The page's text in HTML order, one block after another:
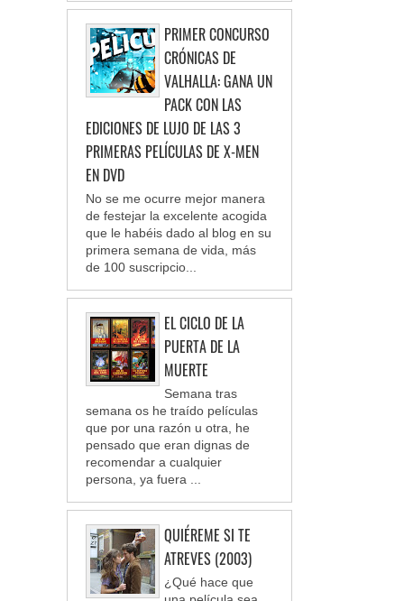
PRIMER CONCURSO
CRÓNICAS DE
VALHALLA: GANA UN
PACK CON LAS
EDICIONES DE LUJO DE LAS 3
PRIMERAS PELÍCULAS DE X-MEN
EN DVD
No se me ocurre mejor manera
de festejar la excelente acogida
que le habéis dado al blog en su
primera semana de vida, más
de 100 suscripcio...
EL CICLO DE LA
PUERTA DE LA
MUERTE
Semana tras
semana os he traído películas
que por una razón u otra, he
pensado que eran dignas de
recomendar a cualquier
persona, ya fuera ...
QUIÉREME SI TE
ATREVES (2003)
¿Qué hace que